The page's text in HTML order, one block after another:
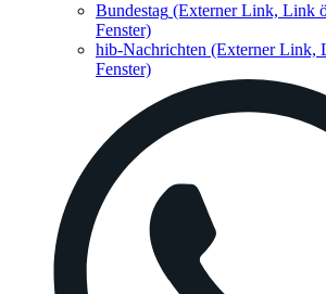
Bundestag (Externer Link, Link
Fenster)
hib-Nachrichten (Externer Link,
Fenster)